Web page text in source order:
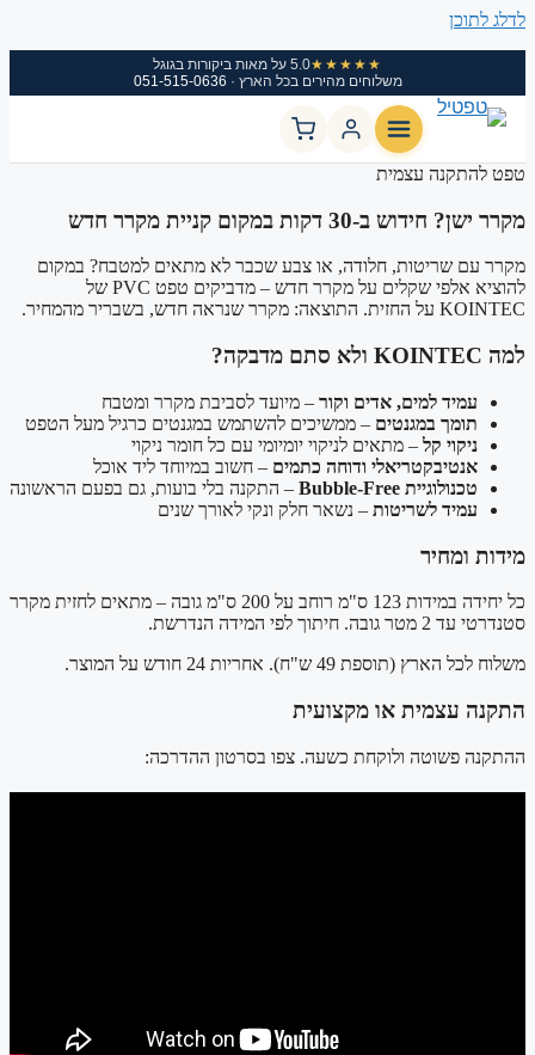
לדלג לתוכן
★★★★★5.0 על מאות ביקורות בגוגל
משלוחים מהירים בכל הארץ · 051-515-0636
טפט להתקנה עצמית
מקרר ישן? חידוש ב-30 דקות במקום קניית מקרר חדש
מקרר עם שריטות, חלודה, או צבע שכבר לא מתאים למטבח? במקום
להוציא אלפי שקלים על מקרר חדש – מדביקים טפט PVC של
KOINTEC על החזית. התוצאה: מקרר שנראה חדש, בשבריר מהמחיר.
למה KOINTEC ולא סתם מדבקה?
עמיד למים, אדים וקור – מיועד לסביבת מקרר ומטבח
תומך במגנטים – ממשיכים להשתמש במגנטים כרגיל מעל הטפט
ניקוי קל – מתאים לניקוי יומיומי עם כל חומר ניקוי
אנטיבקטריאלי ודוחה כתמים – חשוב במיוחד ליד אוכל
טכנולוגיית Bubble-Free
– התקנה בלי בועות, גם בפעם הראשונה
עמיד לשריטות – נשאר חלק ונקי לאורך שנים
מידות ומחיר
כל יחידה במידות 123 ס"מ רוחב על 200 ס"מ גובה – מתאים לחזית מקרר
סטנדרטי עד 2 מטר גובה. חיתוך לפי המידה הנדרשת.
משלוח לכל הארץ (תוספת 49 ש"ח). אחריות 24 חודש על המוצר.
התקנה עצמית או מקצועית
ההתקנה פשוטה ולוקחת כשעה. צפו בסרטון ההדרכה: